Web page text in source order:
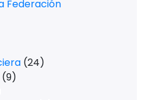
Federación
(24)
(9)